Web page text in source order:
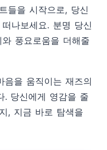
들을 시작으로, 당신
나보세요. 분명 당신
풍요로움을 더해줄
음을 움직이는 재즈의
. 당신에게 영감을 줄
, 지금 바로 탐색을